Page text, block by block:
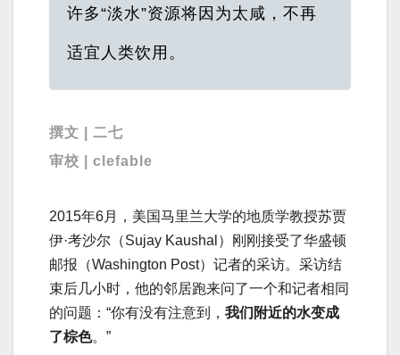
许多“淡水”资源将因为太咸，不再
适宜人类饮用。
撰文 | 二七
审校 | clefable
2015年6月，美国马里兰大学的地质学教授苏贾
伊·考沙尔（Sujay Kaushal）刚刚接受了华盛顿
邮报（Washington Post）记者的采访。采访结
束后几小时，他的邻居跑来问了一个和记者相同
的问题：“你有没有注意到， 我们附近的水变成
了棕色。”